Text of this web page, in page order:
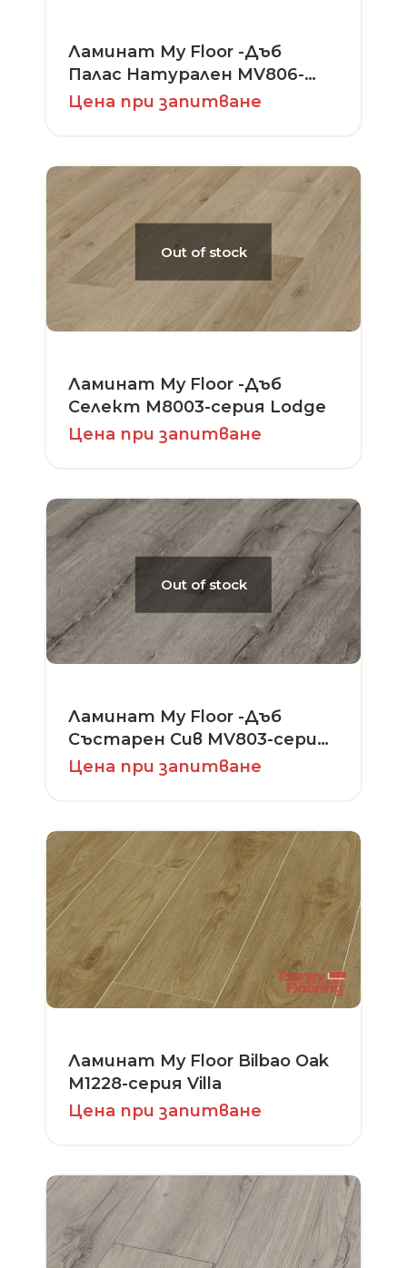
Ламинат My Floor -Дъб
Палас Натурален MV806-
серия Cottage
Цена при запитване
Out of stock
Ламинат My Floor -Дъб
Селект M8003-серия Lodge
Цена при запитване
Out of stock
Ламинат My Floor -Дъб
Състарен Сив MV803-серия
Cottage
Цена при запитване
Ламинат My Floor Bilbao Oak
M1228-серия Villa
Цена при запитване